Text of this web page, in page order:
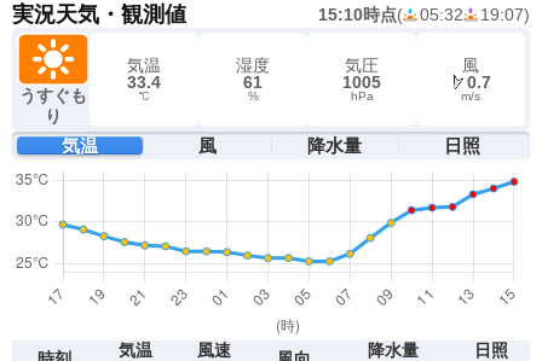
実況天気・観測値 15:10時点( 05:32 19:07)
うすぐも
り
気温
33.4
℃
湿度
61
%
気圧
1005
hPa
風
0.7
m/s
気温 風 降水量 日照
気温 風速 降水量 日照